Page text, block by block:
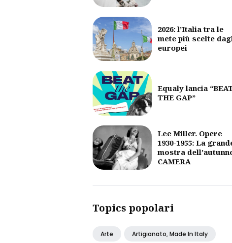
2026: l’Italia tra le
mete più scelte
europei
Equaly lancia
THE GAP”
Lee Miller. Opere
1930-1955: La
mostra
CAMERA
Topics popolari
Arte Artigianato, Made In Italy